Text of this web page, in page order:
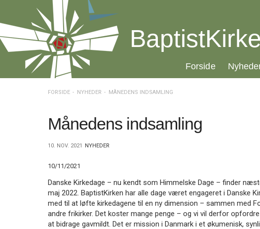
over
og
gå
Vend
tilbage
Værktøjskassen
BaptistKirken
20.0:
Forside 21.0:
FORSIDE NYHEDER MÅNEDENS INDSAMLING
Månedens indsamling
10. NOV. 2021 NYHEDER
10/11/2021
Danske Kirkedage – nu kendt som Himmelske Dage – finder
maj 2022. BaptistKirken har alle dage været engageret i Danske
med til at løfte kirkedagene til en ny dimension – sammen med
andre frikirker. Det koster mange penge – og vi vil derfor
at bidrage gavmildt. Det er mission i Danmark i et økumenisk,